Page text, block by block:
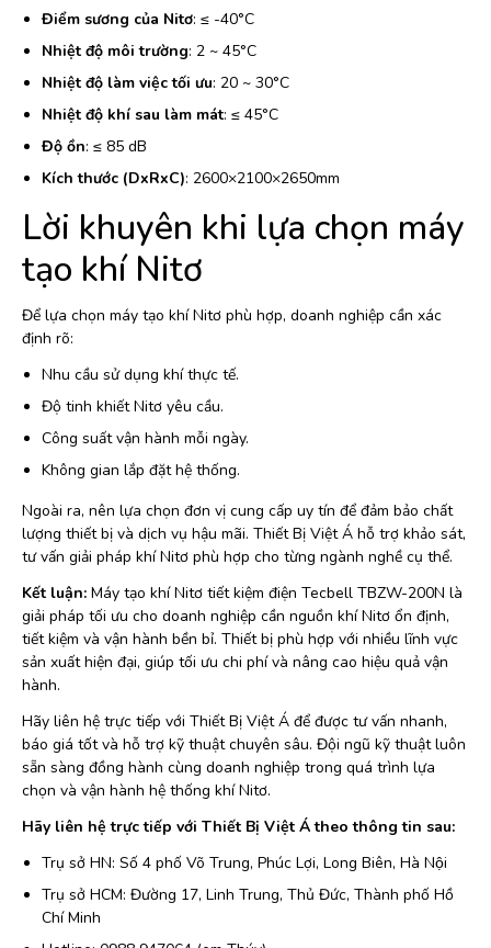
Điểm sương của Nitơ: ≤ -40°C
Nhiệt độ môi trường: 2 ~ 45°C
Nhiệt độ làm việc tối ưu: 20 ~ 30°C
Nhiệt độ khí sau làm mát: ≤ 45°C
Độ ồn: ≤ 85 dB
Kích thước (DxRxC): 2600×2100×2650mm
Lời khuyên khi lựa chọn máy
tạo khí Nitơ
Để lựa chọn máy tạo khí Nitơ phù hợp, doanh nghiệp cần xác
định rõ:
Nhu cầu sử dụng khí thực tế.
Độ tinh khiết Nitơ yêu cầu.
Công suất vận hành mỗi ngày.
Không gian lắp đặt hệ thống.
Ngoài ra, nên lựa chọn đơn vị cung cấp uy tín để đảm bảo chất
lượng thiết bị và dịch vụ hậu mãi. Thiết Bị Việt Á hỗ trợ khảo sát,
tư vấn giải pháp khí Nitơ phù hợp cho từng ngành nghề cụ thể.
Kết luận: Máy tạo khí Nitơ tiết kiệm điện Tecbell TBZW-200N là
giải pháp tối ưu cho doanh nghiệp cần nguồn khí Nitơ ổn định,
tiết kiệm và vận hành bền bỉ. Thiết bị phù hợp với nhiều lĩnh vực
sản xuất hiện đại, giúp tối ưu chi phí và nâng cao hiệu quả vận
hành.
Hãy liên hệ trực tiếp với Thiết Bị Việt Á để được tư vấn nhanh,
báo giá tốt và hỗ trợ kỹ thuật chuyên sâu. Đội ngũ kỹ thuật luôn
sẵn sàng đồng hành cùng doanh nghiệp trong quá trình lựa
chọn và vận hành hệ thống khí Nitơ.
Hãy liên hệ trực tiếp với Thiết Bị Việt Á theo thông tin sau:
Trụ sở HN: Số 4 phố Võ Trung, Phúc Lợi, Long Biên, Hà Nội
Trụ sở HCM: Đường 17, Linh Trung, Thủ Đức, Thành phố Hồ
Chí Minh